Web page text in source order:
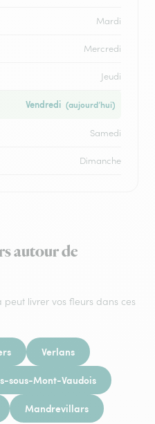
Mardi
Mercredi
Jeudi
Vendredi (aujourd’hui)
Samedi
Dimanche
autour de
livrer vos fleurs dans ces
Verlans
sous-Mont-Vaudois
Mandrevillars